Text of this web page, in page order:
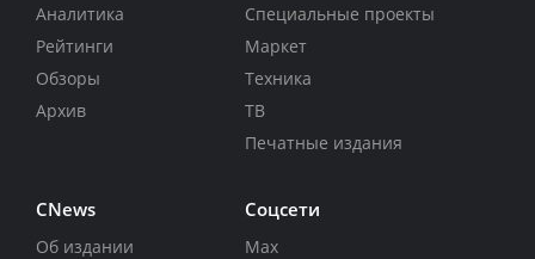
Аналитика
Рейтинги
Обзоры
Архив
Специальные проекты
Маркет
Техника
ТВ
Печатные издания
CNews
Об издании
Соцсети
Max